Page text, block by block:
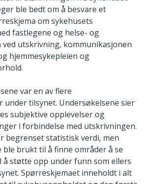
ble bedt om å besvare et
om sykehusets
fastlegene og helse- og
utskrivning, kommunikasjonen
hjemmesykepleien og
var en av flere
under tilsynet. Undersøkelsene sier
subjektive opplevelser og
i forbindelse med utskrivningen.
begrenset statistisk verdi, men
brukt til å finne områder å se
støtte opp under funn som ellers
Spørreskjemaet inneholdt i alt